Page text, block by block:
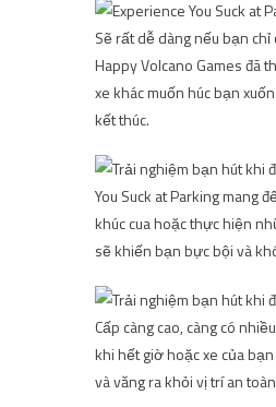
Sẽ rất dễ dàng nếu bạn
Happy Volcano Games đã
xe khác muốn húc bạn
kết thúc.
You Suck at Parking
khúc cua hoặc thực hiện
sẽ khiến bạn bực bội và
Cấp càng cao, càng có
khi hết giờ hoặc xe của
và văng ra khỏi vị trí an